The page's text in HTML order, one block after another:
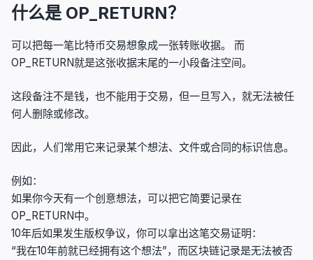
什么是 OP_RETURN？
可以把每一笔比特币交易想象成一张转账收据。 而
OP_RETURN就是这张收据末尾的一小段备注空间。
这段备注不是钱，也不能用于交易，但一旦写入，就无法被任
何人删除或修改。
因此，人们常用它来记录某个想法、文件或合同的标识信息。
例如：
如果你今天有一个创意想法，可以把它简要记录在
OP_RETURN中。
10年后如果发生版权争议，你可以拿出这笔交易证明：
“我在10年前就已经拥有这个想法”，而区块链记录是无法被否